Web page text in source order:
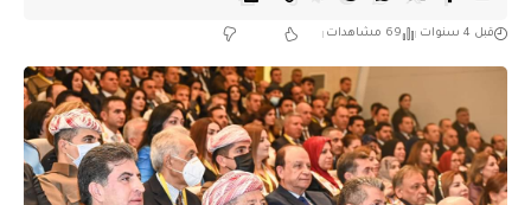
قبل 4 سنوات 69 مشاهدات